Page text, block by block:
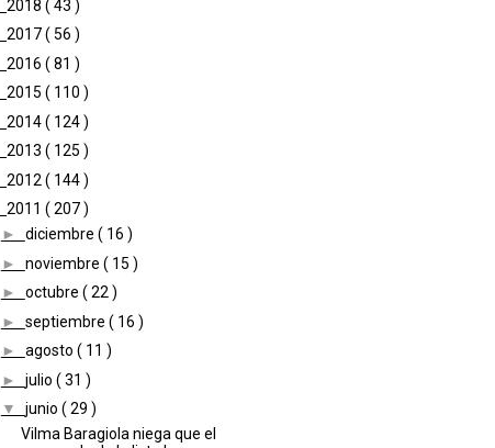
2018 ( 43 )
2017( 56 )
2016 ( 81 )
2015 ( 110 )
2014( 124 )
2013 ( 125 )
2012 ( 144 )
2011 ( 207 )
► diciembre ( 16 )
► noviembre ( 15 )
► octubre ( 22 )
► septiembre ( 16 )
► agosto ( 11 )
► julio ( 31 )
▼ junio ( 29 )
Vilma Baragiola niega que el